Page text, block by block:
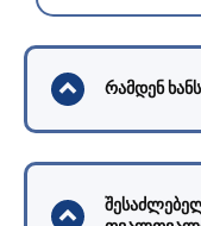
რამდენ